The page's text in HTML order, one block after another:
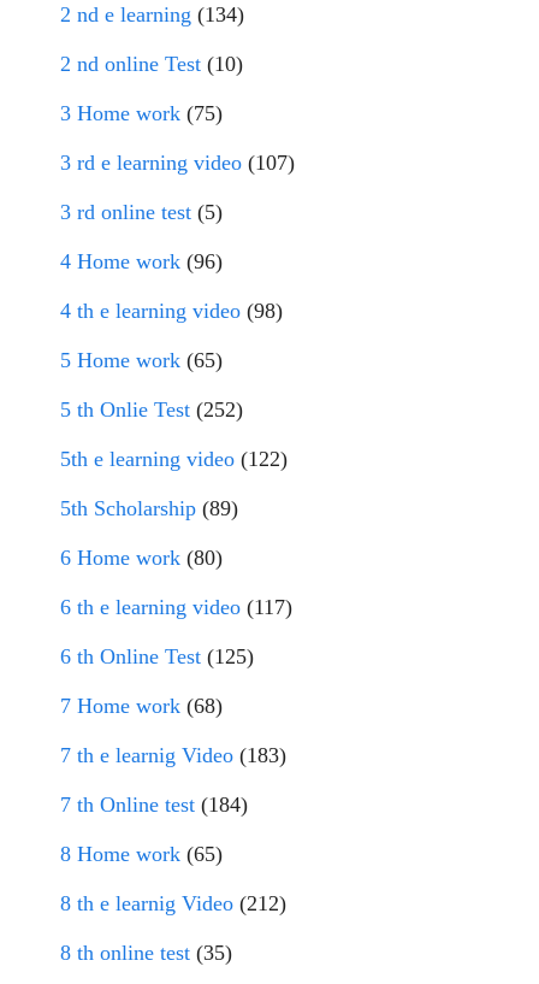
2 nd e learning (134)
2 nd online Test (10)
3 Home work (75)
3 rd e learning video (107)
3 rd online test (5)
4 Home work (96)
4 th e learning video (98)
5 Home work (65)
5 th Onlie Test (252)
5th e learning video (122)
5th Scholarship (89)
6 Home work (80)
6 th e learning video (117)
6 th Online Test (125)
7 Home work (68)
7 th e learnig Video (183)
7 th Online test (184)
8 Home work (65)
8 th e learnig Video (212)
8 th online test (35)